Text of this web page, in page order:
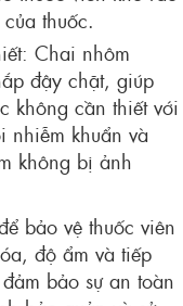
thuốc.
Chai nhôm
đậy chặt, giúp
không cần thiết với
nhiễm khuẩn và
không bị ảnh
bảo vệ thuốc viên
độ ẩm và tiếp
bảo sự an toàn